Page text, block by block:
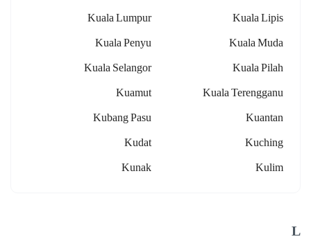
Kuala Lipis
Kuala Lumpur
Kuala Muda
Kuala Penyu
Kuala Pilah
Kuala Selangor
Kuala Terengganu
Kuamut
Kuantan
Kubang Pasu
Kuching
Kudat
Kulim
Kunak
L